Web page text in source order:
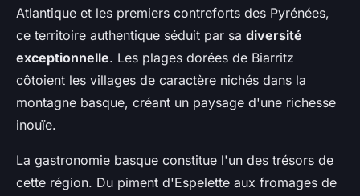
Atlantique et les premiers contreforts des Pyrénées,
ce territoire authentique séduit par sa diversité
exceptionnelle. Les plages dorées de Biarritz
côtoient les villages de caractère nichés dans la
montagne basque, créant un paysage d'une richesse
inouïe.
La gastronomie basque constitue l'un des trésors de
cette région. Du piment d'Espelette aux fromages de